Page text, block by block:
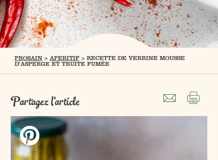
PROSAIN > APERITIF > RECETTE DE VERRINE MOUSSE
D’ASPERGE ET TRUITE FUMÉE
Partagez l'article